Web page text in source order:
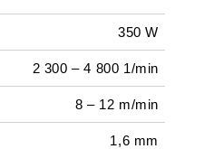
350 W
2 300 – 4 800 1/min
8 – 12 m/min
1,6 mm